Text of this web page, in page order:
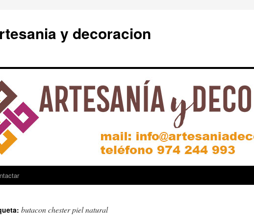
y decoracion
butacon chester piel natural